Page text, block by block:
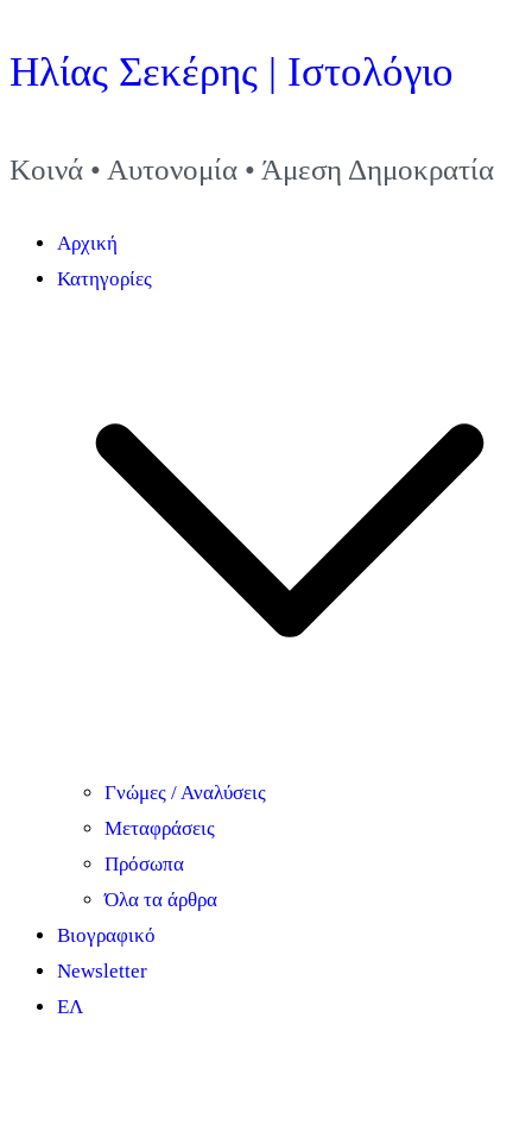
Μετάβαση
στο
Ηλίας Σεκέρης | Ιστολόγιο
Κοινά • Αυτονομία • Άμεση Δημοκρατία
Αρχική
Κατηγορίες
Γνώμες / Αναλύσεις
Μεταφράσεις
Πρόσωπα
Όλα τα άρθρα
Βιογραφικό
Newsletter
ΕΛ